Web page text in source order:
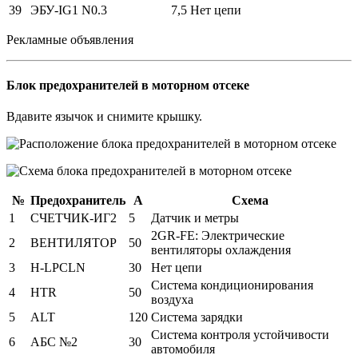
39
ЭБУ-IG1 N0.3 7,5 Нет цепи
Рекламные объявления
Блок предохранителей в моторном отсеке
Вдавите язычок и снимите крышку.
№ Предохранитель А
Схема
1
СЧЕТЧИК-ИГ2 5
Датчик и метры
2
ВЕНТИЛЯТОР 50
2GR-FE: Электрические
вентиляторы охлаждения
3
H-LPCLN 30
Нет цепи
4
HTR 50
Система кондиционирования
воздуха
5
ALT 120 Система зарядки
6
АБС №2 30
Система контроля устойчивости
автомобиля